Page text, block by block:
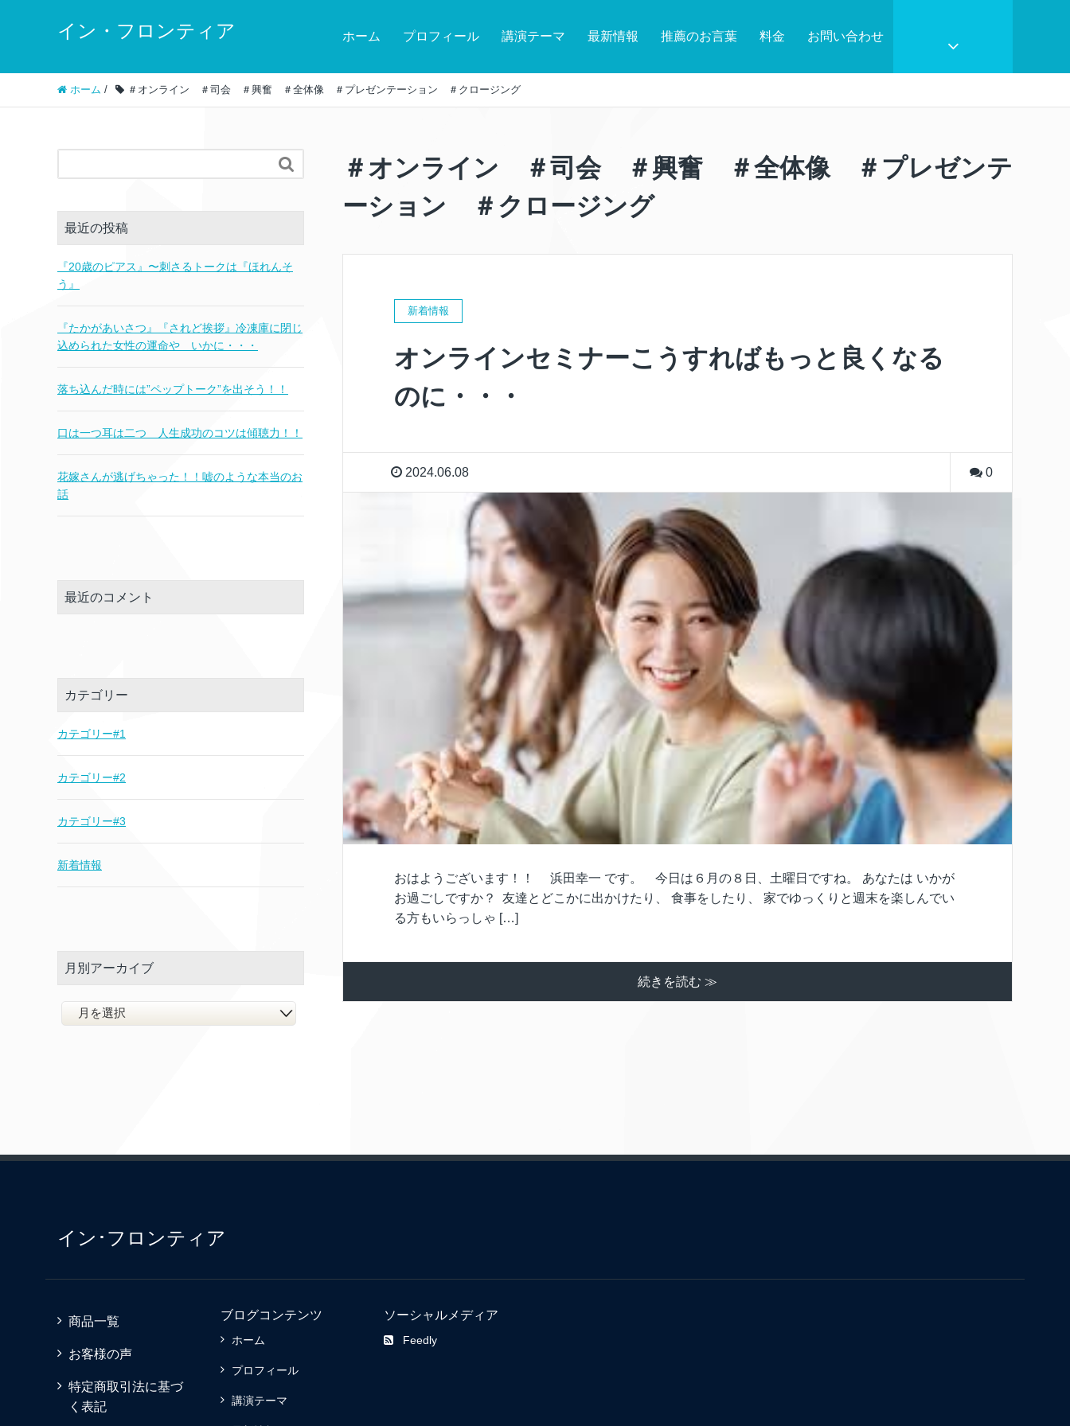
イン・フロンティア ホーム プロフィール 講演テーマ 最新情報 推薦のお言葉 料金 お問い合わせ
ホーム / ＃オンライン ＃司会 ＃興奮 ＃全体像 ＃プレゼンテーション ＃クロージング
＃オンライン ＃司会 ＃興奮 ＃全体像 ＃プレゼンテ
ーション ＃クロージング
新着情報
オンラインセミナーこうすればもっと良くなる
のに・・・
2024.06.08 0
おはようございます！！ 浜田幸一 です。 今日は６月の８日、土曜日ですね。 あなたは いかが
お過ごしですか？ 友達とどこかに出かけたり、 食事をしたり、 家でゆっくりと週末を楽しんでい
る方もいらっしゃ […]
続きを読む ≫

最近の投稿
『20歳のピアス』〜刺さるトークは『ほれんそ
う』
『たかがあいさつ』『されど挨拶』冷凍庫に閉じ
込められた女性の運命や いかに・・・
落ち込んだ時には”ペップトーク”を出そう！！
口は一つ耳は二つ 人生成功のコツは傾聴力！！
花嫁さんが逃げちゃった！！嘘のような本当のお
話
最近のコメント
カテゴリー
カテゴリー#1
カテゴリー#2
カテゴリー#3
新着情報
月別アーカイブ
イン･フロンティア
商品一覧
お客様の声
特定商取引法に基づ
く表記
ブログコンテンツ
ホーム
プロフィール
講演テーマ
ソーシャルメディア
Feedly